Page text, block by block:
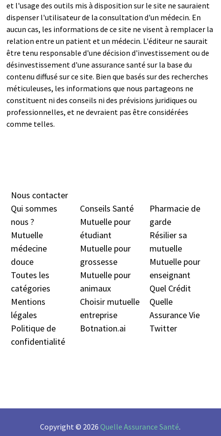
et l'usage des outils mis à disposition sur le site ne sauraient
dispenser l'utilisateur de la consultation d'un médecin. En
aucun cas, les informations de ce site ne visent à remplacer la
relation entre un patient et un médecin. L'éditeur ne saurait
être tenu responsable d'une décision d'investissement ou de
désinvestissement d'une assurance santé sur la base du
contenu diffusé sur ce site. Bien que basés sur des recherches
méticuleuses, les informations que nous partageons ne
constituent ni des conseils ni des prévisions juridiques ou
professionnelles, et ne devraient pas être considérées
comme telles.
Nous contacter
Qui sommes
nous ?
Mutuelle
médecine
douce
Toutes les
catégories
Mentions
légales
Politique de
confidentialité
Conseils Santé
Mutuelle pour
étudiant
Mutuelle pour
grossesse
Mutuelle pour
animaux
Choisir mutuelle
entreprise
Botnation.ai
Pharmacie de
garde
Résilier sa
mutuelle
Mutuelle pour
enseignant
Quel Crédit
Quelle
Assurance Vie
Twitter
Copyright © 2026Quelle Assurance Santé.